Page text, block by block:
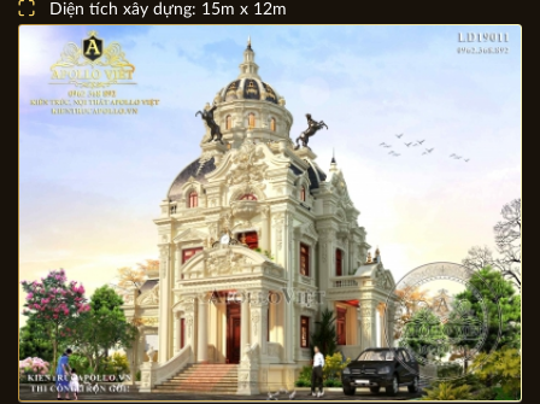
Diện tích xây dựng: 15m x 12m